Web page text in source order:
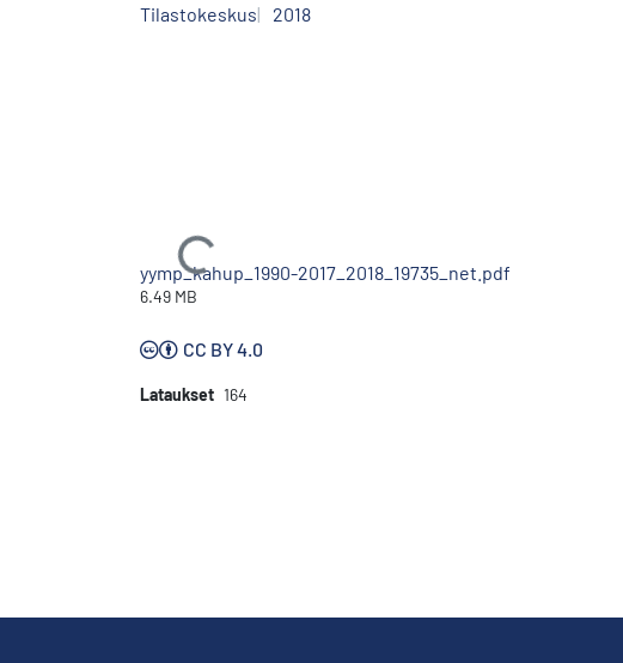
Tilastokeskus 2018
Ladataan...
yymp_kahup_1990-2017_2018_19735_net.pdf
6.49 MB
CC BY 4.0
Lataukset 164